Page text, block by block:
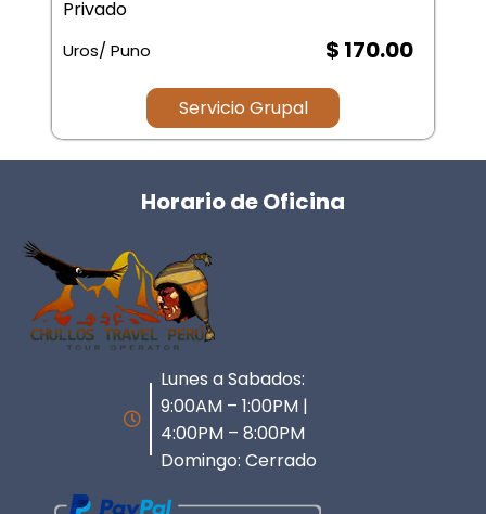
Privado
Uros/ Puno $ 170.00
Servicio Grupal
Horario de Oficina
Lunes a Sabados:
9:00AM – 1:00PM |
4:00PM – 8:00PM
Domingo: Cerrado